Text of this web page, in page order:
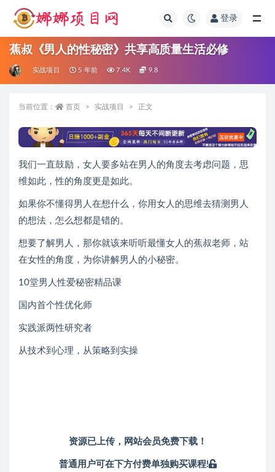
登录
蕉叔《男人的性秘密》共享高质量生活必修
实战项目 5 年前 7.4K 9.8
当前位置： 首页 实战项目 正文
我们一直鼓励，女人要多站在男人的角度去考虑问题，思
维如此，性的角度更是如此。
如果你不懂得男人在想什么，你用女人的思维去猜测男人
的想法，怎么想都是错的。
想要了解男人，那你就该来听听最懂女人的蕉叔老师，站
在女性的角度，为你讲解男人的小秘密。
10堂男人性爱秘密精品课
国内首个性优化师
实践派两性研究者
从技术到心理，从策略到实操
资源已上传， 网站会员免费下载！
普通用户可在下方付费单独购买课程!